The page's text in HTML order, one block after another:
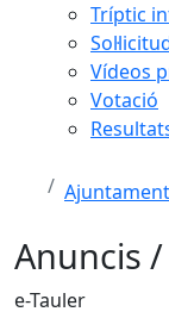
Tríptic
Vídeos
Votació
Ajuntament
Anuncis
e-Tauler